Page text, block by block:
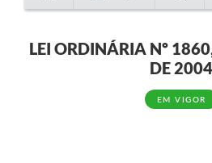
LEI ORDINÁRIA Nº
DE 2004
EM VIGOR